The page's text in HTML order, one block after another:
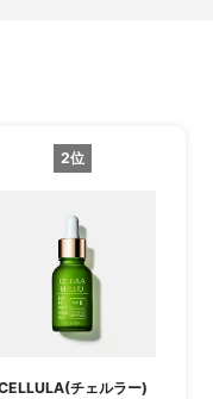
2位
チェルラー)